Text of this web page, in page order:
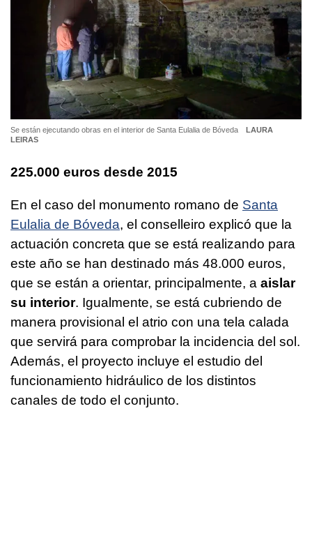
Se están ejecutando obras en el interior de Santa Eulalia de Bóveda
LAURA
LEIRAS
225.000 euros desde 2015
En el caso del monumento romano de Santa
Eulalia de Bóveda, el conselleiro explicó que la
actuación concreta que se está realizando para
este año se han destinado más 48.000 euros,
que se están a orientar, principalmente, a aislar
su interior. Igualmente, se está cubriendo de
manera provisional el atrio con una tela calada
que servirá para comprobar la incidencia del sol.
Además, el proyecto incluye el estudio del
funcionamiento hidráulico de los distintos
canales de todo el conjunto.